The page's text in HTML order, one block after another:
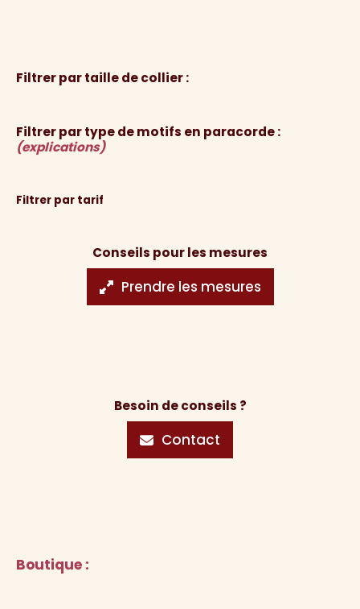
Filtrer par taille de collier :
Filtrer par type de motifs en paracorde :
(explications)
Filtrer par tarif
Conseils pour les mesures
Prendre les mesures
Besoin de conseils ?
Contact
Boutique :